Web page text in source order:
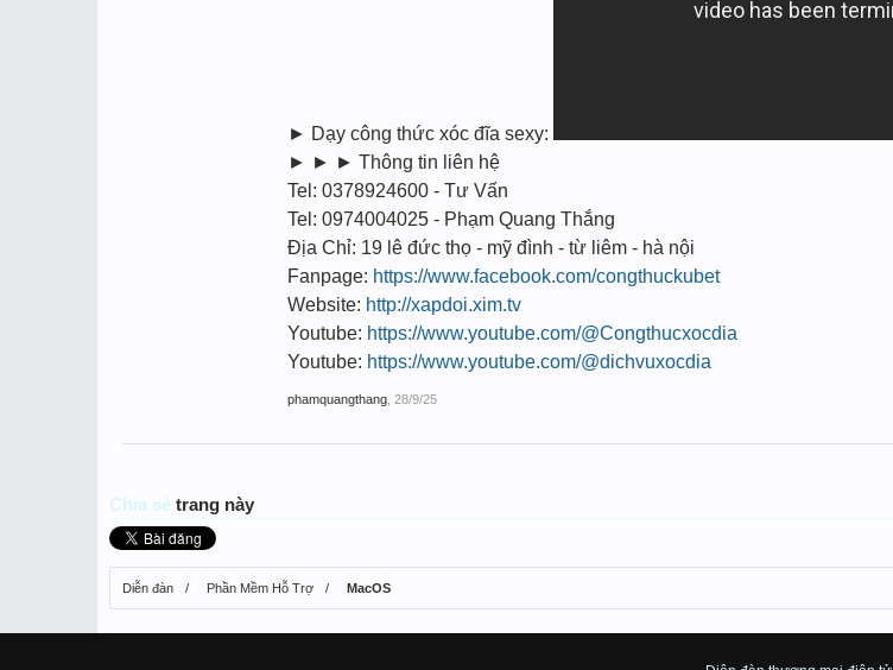
► Dạy công thức xóc đĩa sexy:
► ► ► Thông tin liên hệ
Tel: 0378924600 - Tư Vấn
Tel: 0974004025 - Phạm Quang Thắng
Địa Chỉ: 19 lê đức thọ - mỹ đình - từ liêm - hà nội
Fanpage: https://www.facebook.com/congthuckubet
Website: http://xapdoi.xim.tv
Youtube: https://www.youtube.com/@Congthucxocdia
Youtube: https://www.youtube.com/@dichvuxocdia
phamquangthang 28/9/25
Chia sẻ trang này
Diễn đàn Phần Mềm Hỗ Trợ MacOS